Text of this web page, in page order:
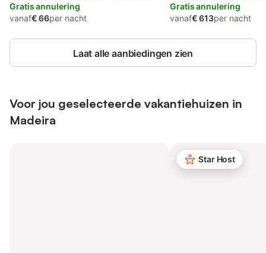
and Kinderzwembad
Gratis annulering
vanaf€ 66per nacht
and Zwembad
Gratis annulering
vanaf€ 613per nacht
Laat alle aanbiedingen zien
Voor jou geselecteerde vakantiehuizen in
Madeira
Star Host